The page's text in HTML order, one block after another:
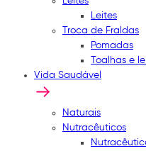
Leites
Troca de Fraldas
Pomadas
Toalhas e
Vida Saudável
Naturais
Nutracêuticos